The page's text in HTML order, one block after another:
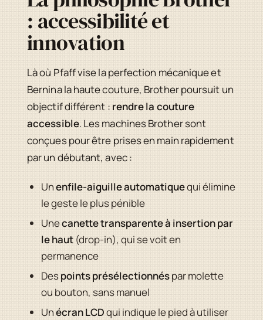
: accessibilité et
innovation
Là où Pfaff vise la perfection mécanique et
Bernina la haute couture, Brother poursuit un
objectif différent : rendre la couture
accessible. Les machines Brother sont
conçues pour être prises en main rapidement
par un débutant, avec :
Unenfile-aiguille automatiquequi élimine
le geste le plus pénible
Unecanette transparente à insertion par
le haut (drop-in), qui se voit en
permanence
Despoints présélectionnéspar molette
ou bouton, sans manuel
Unécran LCDqui indique le pied à utiliser